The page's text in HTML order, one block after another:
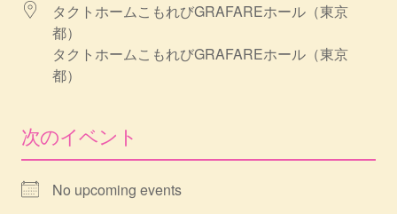
タクトホームこもれびGRAFAREホール（東京
都）
タクトホームこもれびGRAFAREホール（東京
都）
次のイベント
No upcoming events